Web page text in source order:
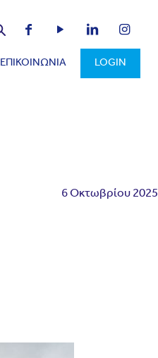
ΕΠΙΚΟΙΝΩΝΙΑ LOGIN
6 Οκτωβρίου 2025